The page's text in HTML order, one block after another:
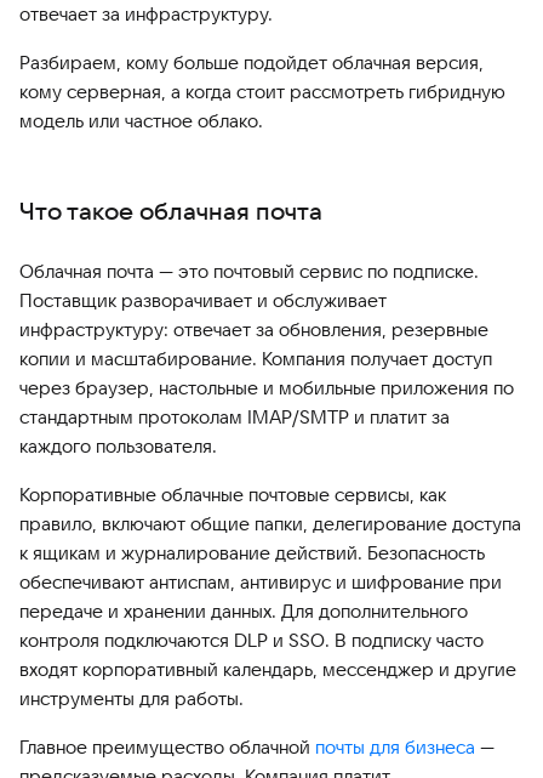
отвечает за инфраструктуру.
Разбираем, кому больше подойдет облачная версия,
кому серверная, а когда стоит рассмотреть гибридную
модель или частное облако.
Что такое облачная почта
Облачная почта — это почтовый сервис по подписке.
Поставщик разворачивает и обслуживает
инфраструктуру: отвечает за обновления, резервные
копии и масштабирование. Компания получает доступ
через браузер, настольные и мобильные приложения по
стандартным протоколам IMAP/SMTP и платит за
каждого пользователя.
Корпоративные облачные почтовые сервисы, как
правило, включают общие папки, делегирование доступа
к ящикам и журналирование действий. Безопасность
обеспечивают антиспам, антивирус и шифрование при
передаче и хранении данных. Для дополнительного
контроля подключаются DLP и SSO. В подписку часто
входят корпоративный календарь, мессенджер и другие
инструменты для работы.
Главное преимущество облачной почты для бизнеса —